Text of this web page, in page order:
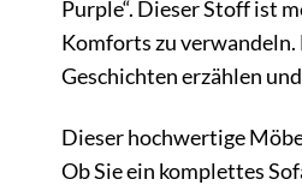
Purple“. Dieser Stoff ist
Komforts zu verwandeln.
Geschichten erzählen
Dieser hochwertige
Ob Sie ein komplettes